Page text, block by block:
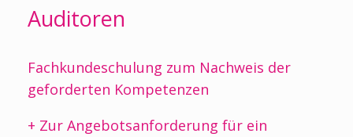
Auditoren
Fachkundeschulung zum Nachweis der
geforderten Kompetenzen
+ Zur Angebotsanforderung für ein